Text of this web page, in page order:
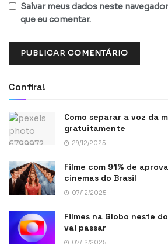
Salvar meus dados neste
que eu comentar.
Confira!
Como separar a voz da
gratuitamente
29/12/2025
Filme com 91% de
cinemas do Brasil
07/12/2025
Filmes na Globo neste
vai passar
07/12/2025